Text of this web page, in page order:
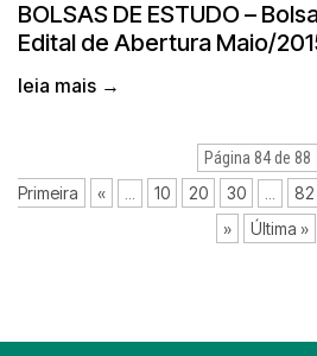
BOLSAS DE ESTUDO –
Edital de Abertura Maio/
leia mais →
Página 84 de 88
Primeira
« 10 20 30 82
» Última »